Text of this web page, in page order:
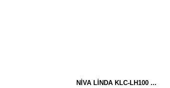
NİVA LİNDA KLC-LH100 ...